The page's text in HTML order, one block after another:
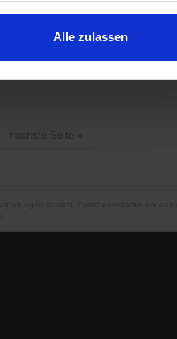
Alle zulassen
nächste Seite